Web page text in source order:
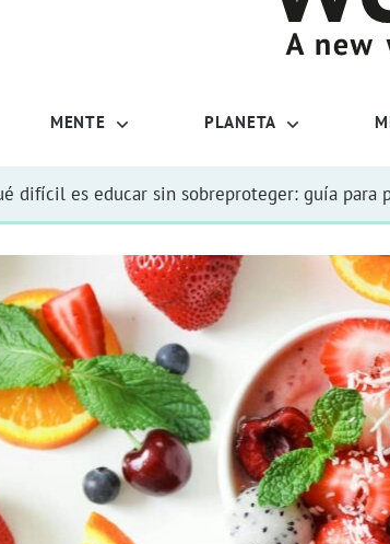
MENTE PLANETA
difícil es educar sin sobreproteger: guía